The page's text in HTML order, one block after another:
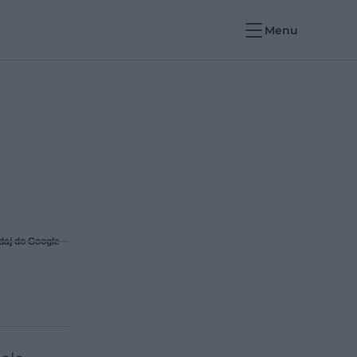
Menu
do Google